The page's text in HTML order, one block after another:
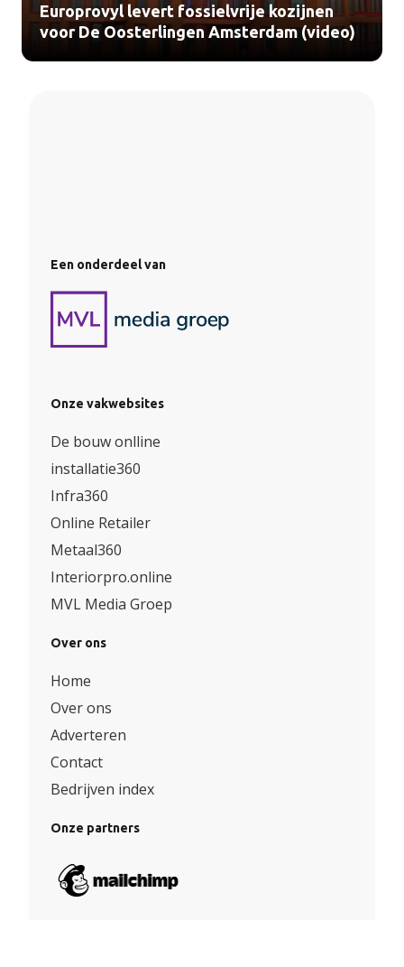
Europrovyl levert fossielvrije kozijnen
voor De Oosterlingen Amsterdam (video)
Een onderdeel van
Onze vakwebsites
De bouw onlline
installatie360
Infra360
Online Retailer
Metaal360
Interiorpro.online
MVL Media Groep
Over ons
Home
Over ons
Adverteren
Contact
Bedrijven index
Onze partners